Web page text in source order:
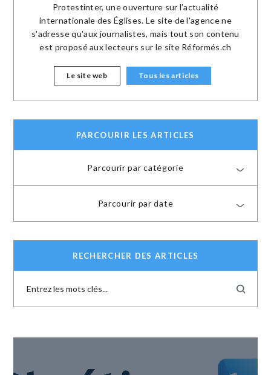
Protestinter, une ouverture sur l’actualité
internationale des Églises. Le site de l'agence ne
s'adresse qu'aux journalistes, mais tout son contenu
est proposé aux lecteurs sur le site Réformés.ch
Le site web Tous les articles
PARCOURIR LES ARTICLES
Parcourir par catégorie
Parcourir par date
RECHERCHER DES ARTICLES